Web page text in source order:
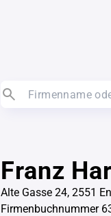
Franz
Alte Gasse 24, 2551
Firmenbuchnummer